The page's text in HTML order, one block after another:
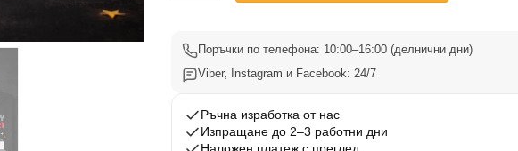
ергенско
парти
v1.0
Архив
Поръчки по телефона: 10:00–16:00 (делнични дни)
Viber, Instagram и Facebook: 24/7
Ръчна изработка от нас
Изпращане до 2–3 работни дни
Наложен платеж с преглед